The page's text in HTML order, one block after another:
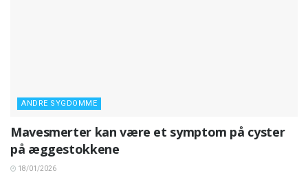
ANDRE SYGDOMME
Mavesmerter kan være et symptom på cyster
på æggestokkene
18/01/2026